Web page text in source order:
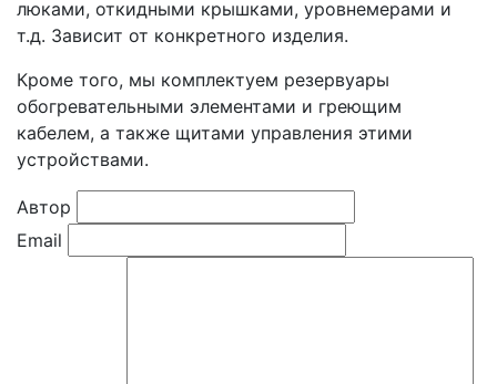
люками, откидными крышками, уровнемерами и
т.д. Зависит от конкретного изделия.
Кроме того, мы комплектуем резервуары
обогревательными элементами и греющим
кабелем, а также щитами управления этими
устройствами.
Автор
Email